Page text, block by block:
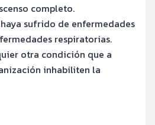
completo.
sufrido de enfermedades
respiratorias.
otra condición que a
inhabiliten la